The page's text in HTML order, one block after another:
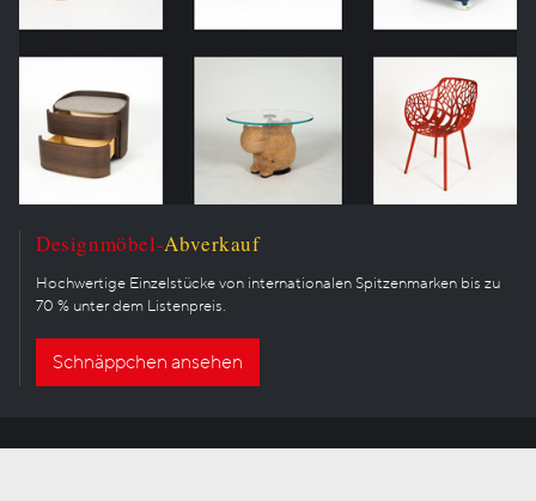
Designmöbel-Abverkauf
Hochwertige Einzelstücke von internationalen Spitzenmarken bis zu
70 % unter dem Listenpreis.
Schnäppchen ansehen